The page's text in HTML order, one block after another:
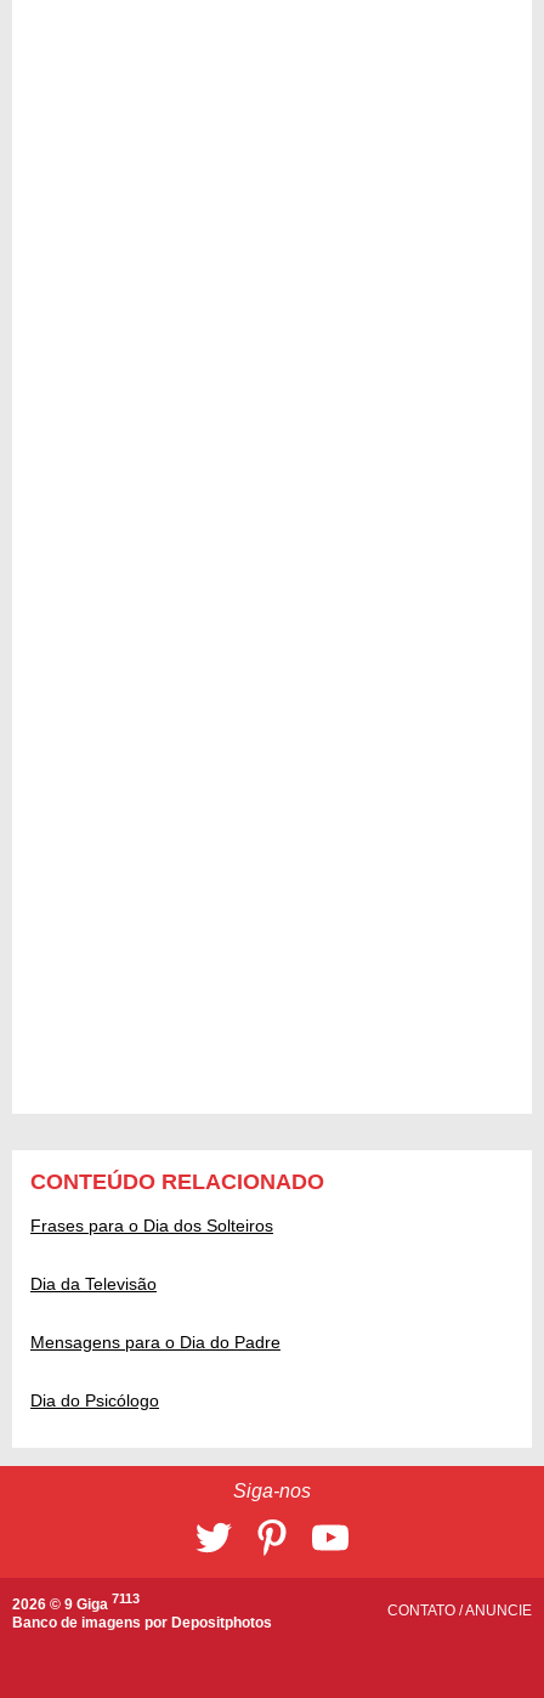
CONTEÚDO RELACIONADO
Frases para o Dia dos Solteiros
Dia da Televisão
Mensagens para o Dia do Padre
Dia do Psicólogo
Siga-nos
2026 © 9 Giga 7113
Banco de imagens por Depositphotos
CONTATO /ANUNCIE